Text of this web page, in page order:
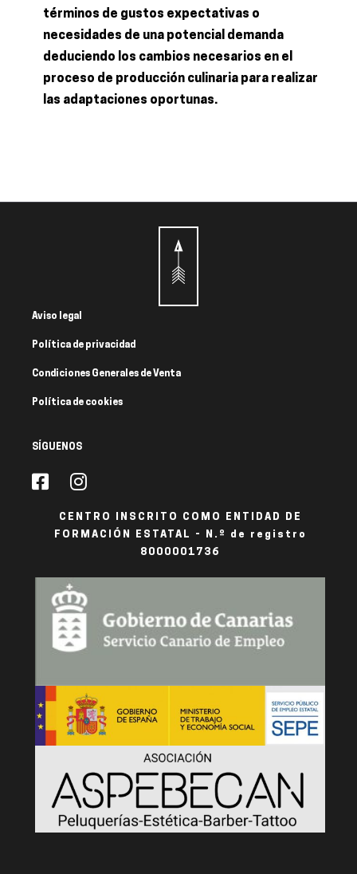
términos de gustos expectativas o
necesidades de una potencial demanda
deduciendo los cambios necesarios en el
proceso de producción culinaria para realizar
las adaptaciones oportunas.
Aviso legal
Política de privacidad
Condiciones Generales de Venta
Política de cookies
SÍGUENOS
CENTRO INSCRITO COMO ENTIDAD DE
FORMACIÓN ESTATAL - N.º de registro
8000001736